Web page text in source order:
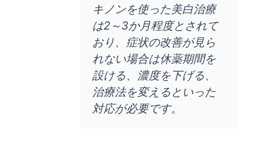
キノンを使った美白治療
は2～3か月程度とされて
おり、症状の改善が見ら
れない場合は休薬期間を
設ける、濃度を下げる、
治療法を変えるといった
対応が必要です。